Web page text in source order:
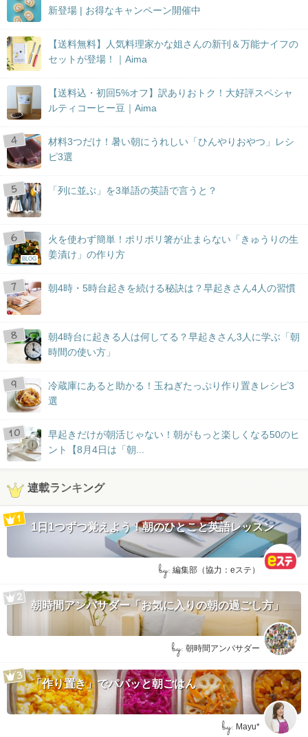
新登場 | お得なキャンペーン開催中
【送料無料】人気料理家かな姐さんの新刊＆万能ナイフの
セットが登場！｜Aima
【送料込・初回5%オフ】訳ありおトク！大好評スペシャ
ルティコーヒー豆｜Aima
材料3つだけ！暑い朝にうれしい「ひんやりおやつ」レシ
ピ3選
「列に並ぶ」を3単語の英語で言うと？
BLOG
火を使わず簡単！ポリポリ箸が止まらない「きゅうりの生
姜漬け」の作り方
朝4時・5時台起きを続ける秘訣は？早起きさん4人の習慣
朝4時台に起きる人は何してる？早起きさん3人に学ぶ「朝
時間の使い方」
冷蔵庫にあると助かる！玉ねぎたっぷり作り置きレシピ3
選
早起きだけが朝活じゃない！朝がもっと楽しくなる50のヒ
ント【8月4日は「朝...
連載ランキング
1日1つずつ覚えよう！朝のひとこと英語レッスン
by: 編集部（協力：eステ）
朝時間アンバサダー「お気に入りの朝の過ごし方」
by: 朝時間アンバサダー
「作り置き」でパパッと朝ごはん
by: Mayu*